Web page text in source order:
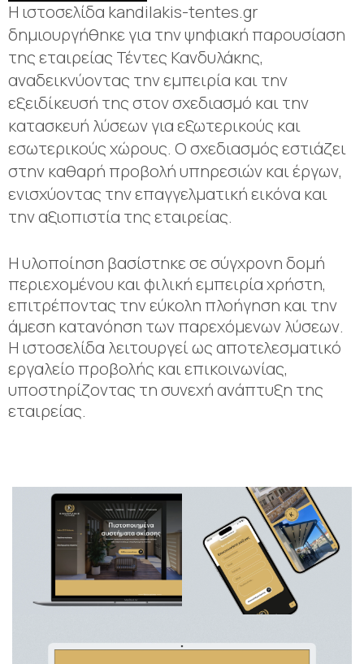
Η ιστοσελίδα kandilakis-tentes.gr
δημιουργήθηκε για την ψηφιακή παρουσίαση
της εταιρείας Τέντες Κανδυλάκης,
αναδεικνύοντας την εμπειρία και την
εξειδίκευσή της στον σχεδιασμό και την
κατασκευή λύσεων για εξωτερικούς και
εσωτερικούς χώρους. Ο σχεδιασμός εστιάζει
στην καθαρή προβολή υπηρεσιών και έργων,
ενισχύοντας την επαγγελματική εικόνα και
την αξιοπιστία της εταιρείας.
Η υλοποίηση βασίστηκε σε σύγχρονη δομή
περιεχομένου και φιλική εμπειρία χρήστη,
επιτρέποντας την εύκολη πλοήγηση και την
άμεση κατανόηση των παρεχόμενων λύσεων.
Η ιστοσελίδα λειτουργεί ως αποτελεσματικό
εργαλείο προβολής και επικοινωνίας,
υποστηρίζοντας τη συνεχή ανάπτυξη της
εταιρείας.